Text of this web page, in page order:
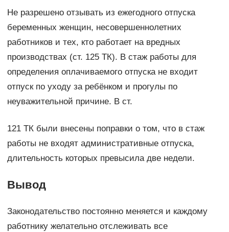
Не разрешено отзывать из ежегодного отпуска
беременных женщин, несовершеннолетних
работников и тех, кто работает на вредных
производствах (ст. 125 ТК). В стаж работы для
определения оплачиваемого отпуска не входит
отпуск по уходу за ребёнком и прогулы по
неуважительной причине. В ст.
121 ТК были внесены поправки о том, что в стаж
работы не входят административные отпуска,
длительность которых превысила две недели.
Вывод
Законодательство постоянно меняется и каждому
работнику желательно отслеживать все